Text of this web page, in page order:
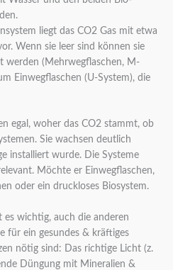
liegt das CO2 Gas mit etwa
Wenn sie leer sind können sie
werden (Mehrwegflaschen, M-
Einwegflaschen (U-System), die
egal, woher das CO2 stammt, ob
Sie wachsen deutlich
installiert wurde. Die Systeme
Möchte er Einwegflaschen,
oder ein druckloses Biosystem.
es wichtig, auch die anderen
für ein gesundes & kräftiges
nötig sind: Das richtige Licht (z.
Düngung mit Mineralien &